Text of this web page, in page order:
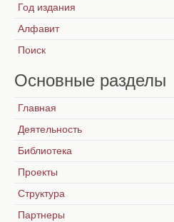
Год издания
Алфавит
Поиск
Основные разделы
Главная
Деятельность
Библиотека
Проекты
Структура
Партнеры